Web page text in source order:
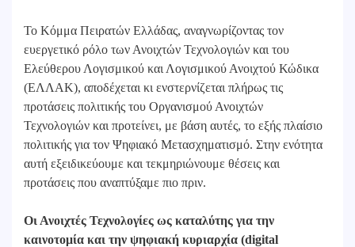
Το Κόμμα Πειρατών Ελλάδας, αναγνωρίζοντας τον
ευεργετικό ρόλο των Ανοιχτών Τεχνολογιών και του
Ελεύθερου Λογισμικού και Λογισμικού Ανοιχτού Κώδικα
(ΕΛΛΑΚ), αποδέχεται κι ενστερνίζεται πλήρως τις
προτάσεις πολιτικής του Οργανισμού Ανοιχτών
Τεχνολογιών και προτείνει, με βάση αυτές, το εξής πλαίσιο
πολιτικής για τον Ψηφιακό Μετασχηματισμό. Στην ενότητα
αυτή εξειδικεύουμε και τεκμηριώνουμε θέσεις και
προτάσεις που αναπτύξαμε πιο πριν.
Οι Ανοιχτές Τεχνολογίες ως καταλύτης για την
καινοτομία και την ψηφιακή κυριαρχία (digital